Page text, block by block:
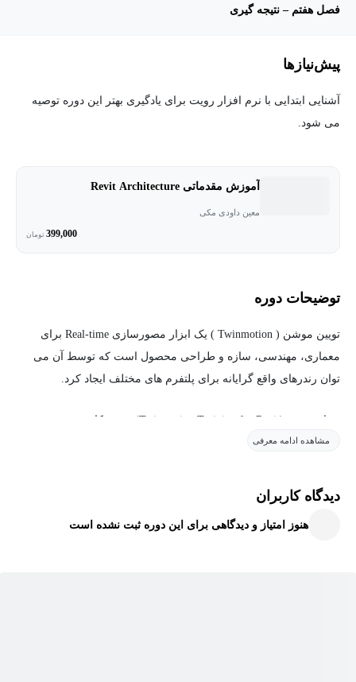
فصل هفتم – نتیجه گیری
پیش‌نیاز‌ها
آشنایی ابتدایی با نرم افزار رویت برای یادگیری بهتر این دوره توصیه
می شود.
آموزش مقدماتی Revit Architecture
معین داودی مکی
399,000 تومان
توضیحات دوره
تویین موشن ( Twinmotion ) یک ابزار مصورسازی Real-time برای
معماری، مهندسی، سازه و طراحی محصول است که توسط آن می
توان رندرهای واقع گرایانه برای پلتفرم های مختلف ایجاد کرد.
در این دوره (Twinmotion Training for Revit) روندر کاری بین نرم
افزارهای تویین موشن و رویت را بررسی میکنیم.
دهیم. نحوه همگام سازی فایل های رویت و افزودن متریال ها و مبلمان
مشاهده ادامه معرفی
دیدگاه کاربران
هنوز امتیاز و دیدگاهی برای این دوره ثبت نشده است